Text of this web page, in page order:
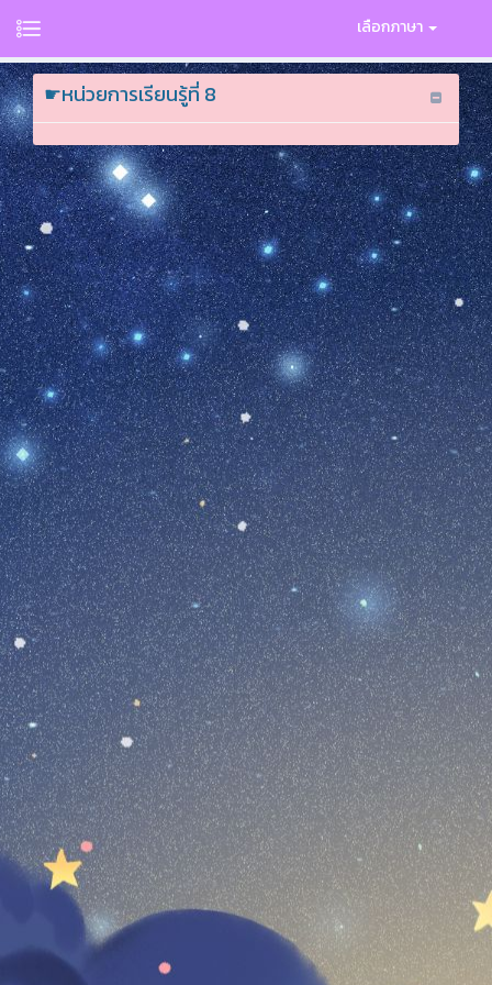
เลือกภาษา
☛หน่วยการเรียนรู้ที่ 8